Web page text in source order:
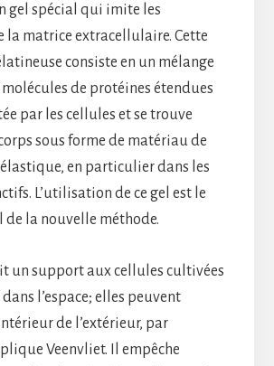
gel spécial qui imite les
la matrice extracellulaire. Cette
consiste en un mélange
de protéines étendues
par les cellules et se trouve
sous forme de matériau de
en particulier dans les
L’utilisation de ce gel est le
de la nouvelle méthode.
un support aux cellules cultivées
l’espace; elles peuvent
de l’extérieur, par
Veenvliet. Il empêche